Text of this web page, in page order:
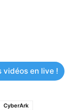
vidéos en live !
CyberArk